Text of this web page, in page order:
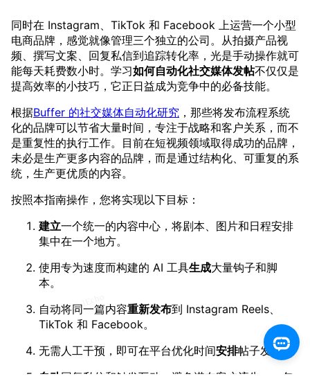
同时在 Instagram、TikTok 和 Facebook 上运营一个小型
电商品牌，感觉就像管理三个独立的公司。从拍摄产品视
频、撰写文案、回复私信到追踪转化率，光是手动操作就可
能每天耗费数小时。学习如何自动化社交媒体发帖不仅仅是
提高效率的小技巧，它正日益成为竞争中的必备技能。
根据Buffer 的社交媒体自动化研究 ，那些将发布流程系统
化的品牌可以节省大量时间，专注于战略和客户关系，而不
是重复性的执行工作。目前在短视频领域取得成功的品牌，
未必是生产更多内容的品牌，而是通过结构化、可重复的系
统，生产更优质的内容。
按照本指南操作，您将实现以下目标：
建立一个统一的内容中心，将剧本、图片和日程安排
集中在一个地方。
使用专为速度而构建的 AI 工具生成大量钩子和脚
本。
自动将同一篇内容重新发布到 Instagram Reels、
TikTok 和 Facebook。
无需人工干预，即可在平台优化时间安排帖子发布。
自动 回复私信和触发互动，避免潜在客户流失——包